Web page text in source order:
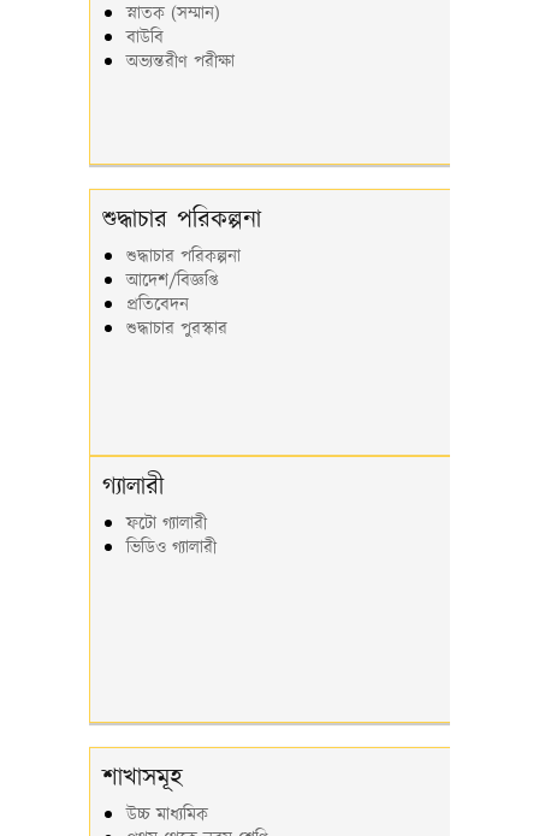
স্নাতক (সম্মান)
বাউবি
অভ্যন্তরীণ পরীক্ষা
শুদ্ধাচার পরিকল্পনা
শুদ্ধাচার পরিকল্পনা
আদেশ/বিজ্ঞপ্তি
প্রতিবেদন
শুদ্ধাচার পুরস্কার
গ্যালারী
ফটো গ্যালারী
ভিডিও গ্যালারী
শাখাসমূহ
উচ্চ মাধ্যমিক